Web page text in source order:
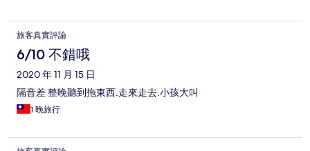
旅客真實評論
6/10 不錯哦
2020 年 11 月 15 日
隔音差 整晚聽到拖東西.走來走去.小孩大叫
1 晚旅行